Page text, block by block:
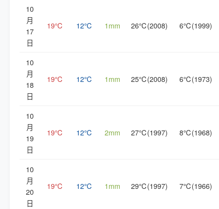
10
月
17
日
19℃ 12℃ 1mm 26℃(2008) 6℃(1999)
10
月
18
日
19℃ 12℃ 1mm 25℃(2008) 6℃(1973)
10
月
19
日
19℃ 12℃ 2mm 27℃(1997) 8℃(1968)
10
月
20
日
19℃ 12℃ 1mm 29℃(1997) 7℃(1966)